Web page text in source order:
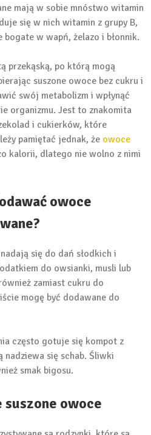
mają w sobie mnóstwo witamin
się w nich witamin z grupy B,
w wapń, żelazo i błonnik.
przekąską, po którą mogą
suszone owoce bez cukru i
swój metabolizm i wpłynąć
organizmu. Jest to znakomita
i cukierków, które
pamiętać jednak, że owoce
kalorii, dlatego nie wolno z nimi
owoce
się do dań słodkich i
do owsianki, musli lub
zamiast cukru do
mogę być dodawane do
często gotuje się kompot z
nadziewa się schab. Śliwki
smak bigosu.
owoce